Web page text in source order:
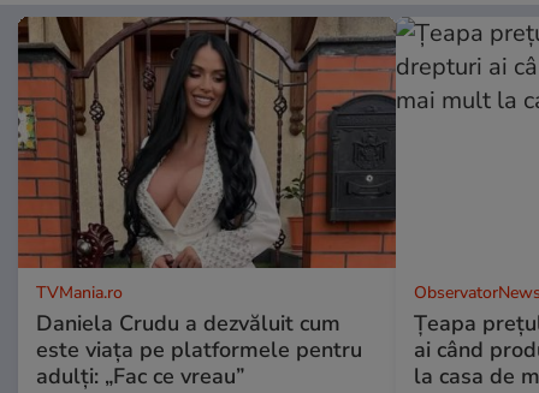
TVMania.ro
Daniela Crudu a dezvăluit cum
este viața pe platformele pentru
adulți: „Fac ce vreau”
Țeapa
ai când
la casa de